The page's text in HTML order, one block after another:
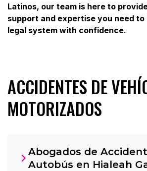
Latinos, our team is here to
support and expertise you need
legal system with confidence.
ACCIDENTES DE
MOTORIZADOS
Abogados de
Autobús en Hialeah